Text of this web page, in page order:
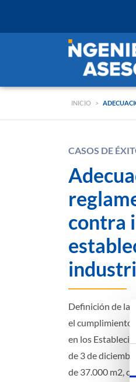
INICIO >
CASOS DE
contra
Definición de las
el cumplimiento
en los
de 3 de
de 37.000 m2,